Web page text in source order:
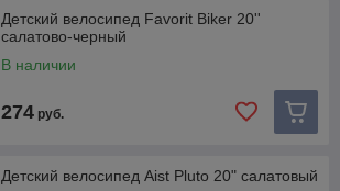
Детский велосипед Favorit Biker 20''
салатово-черный
В наличии
274 руб.
Детский велосипед Aist Pluto 20" салатовый